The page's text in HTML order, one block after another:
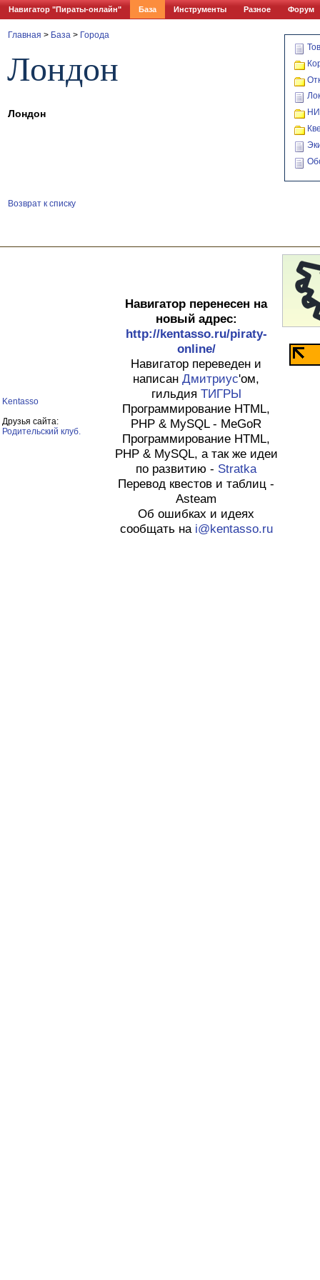
Навигатор "Пираты-онлайн" База Инструменты Разное Форум
Главная > База > Города
Лондон
Лондон
Возврат к списку
Kentasso
Друзья сайта:
Родительский клуб.
Навигатор перенесен на
новый адрес:
http://kentasso.ru/piraty-
online/
Навигатор переведен и
написан Дмитриус'ом,
гильдия ТИГРЫ
Программирование HTML,
PHP & MySQL - MeGoR
Программирование HTML,
PHP & MySQL, а так же идеи
по развитию - Stratka
Перевод квестов и таблиц -
Asteam
Об ошибках и идеях
сообщать на i@kentasso.ru